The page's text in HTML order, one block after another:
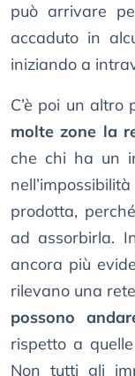
può arrivare
accaduto in
iniziando a
C’è poi un altro
molte zone la
che chi ha un
prodotta,
ad assorbirla.
ancora più
rilevano una
possono
rispetto a
Non tutti gli